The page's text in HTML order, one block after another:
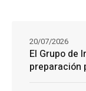
El Grupo de
preparación
20/07/2026